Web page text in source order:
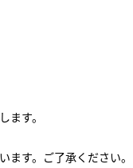
す。
す。ご了承ください。